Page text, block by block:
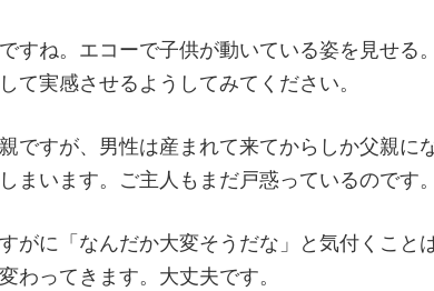
すね。エコーで子供が動いている姿を見せる
て実感させるようしてみてください。
ですが、男性は産まれて来てからしか父親に
まいます。ご主人もまだ戸惑っているのです。
がに「なんだか大変そうだな」と気付くこと
わってきます。大丈夫です。